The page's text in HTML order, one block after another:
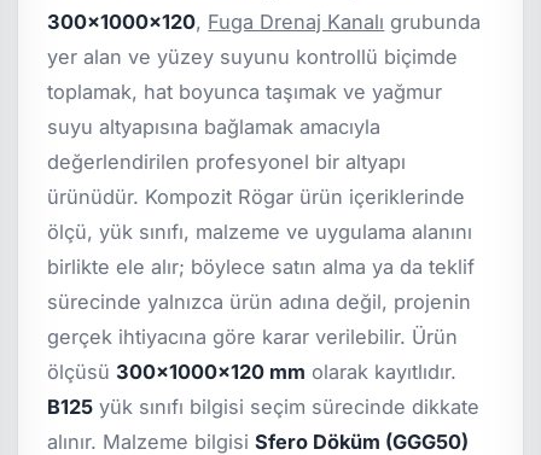
300x1000x120, Fuga Drenaj Kanalı grubunda
yer alan ve yüzey suyunu kontrollü biçimde
toplamak, hat boyunca taşımak ve yağmur
suyu altyapısına bağlamak amacıyla
değerlendirilen profesyonel bir altyapı
ürünüdür. Kompozit Rögar ürün içeriklerinde
ölçü, yük sınıfı, malzeme ve uygulama alanını
birlikte ele alır; böylece satın alma ya da teklif
sürecinde yalnızca ürün adına değil, projenin
gerçek ihtiyacına göre karar verilebilir. Ürün
ölçüsü 300x1000x120 mm olarak kayıtlıdır.
B125 yük sınıfı bilgisi seçim sürecinde dikkate
alınır. Malzeme bilgisiSfero Döküm (GGG50)